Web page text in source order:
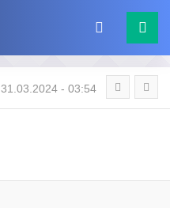
31.03.2024 - 03:54